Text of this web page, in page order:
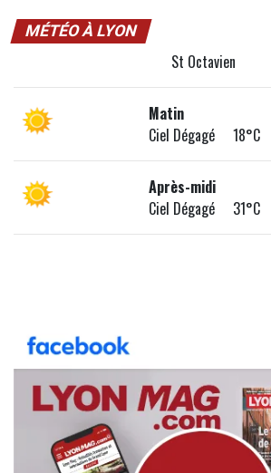
MÉTÉO À LYON
St Octavien
Matin
Ciel Dégagé 18°C
Après-midi
Ciel Dégagé 31°C